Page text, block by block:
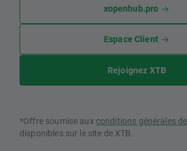
xopenhub.pro
Espace Client
Rejoignez XTB
*Offre soumise aux conditions générales
disponibles sur le site de XTB.